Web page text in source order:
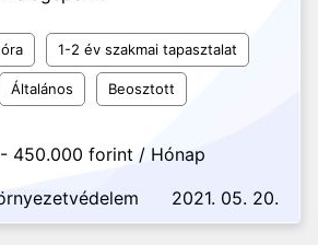
1-2 év szakmai tapasztalat
Általános Beosztott
450.000 forint / Hónap
2021. 05. 20.